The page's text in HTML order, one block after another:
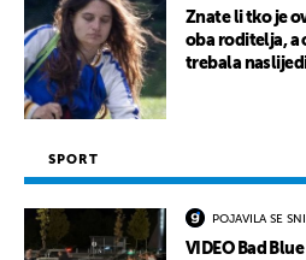
Znate li tko je
oba roditelja, a
trebala
SPORT
POJAVILA SE
VIDEO Bad